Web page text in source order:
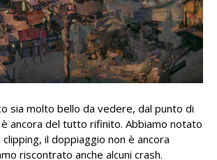
sia molto bello da vedere, dal punto di
ancora del tutto rifinito. Abbiamo notato
il doppiaggio non è ancora
riscontrato anche alcuni crash.